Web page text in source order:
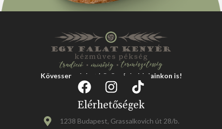
Kövessen minket közösségi oldalainkon is!
Elérhetőségek
1238 Budapest, Grassalkovich út 28/b.